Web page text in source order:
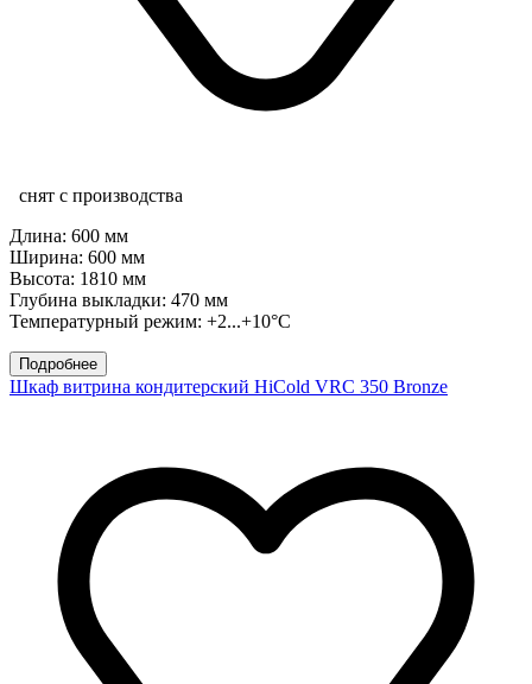
снят с производства
Длина: 600 мм
Ширина: 600 мм
Высота: 1810 мм
Глубина выкладки: 470 мм
Температурный режим: +2...+10°C
Подробнее
Шкаф витрина кондитерский HiCold VRC 350 Bronze